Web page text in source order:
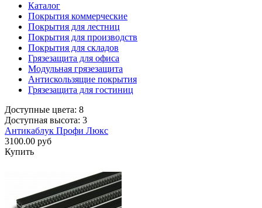
Каталог
Покрытия коммерческие
Покрытия для лестниц
Покрытия для производств
Покрытия для складов
Грязезащита для офиса
Модульная грязезащита
Антискользящие покрытия
Грязезащита для гостиниц
Доступные цвета: 8
Доступная высота: 3
Антикаблук Профи Люкс
3100.00 руб
Купить